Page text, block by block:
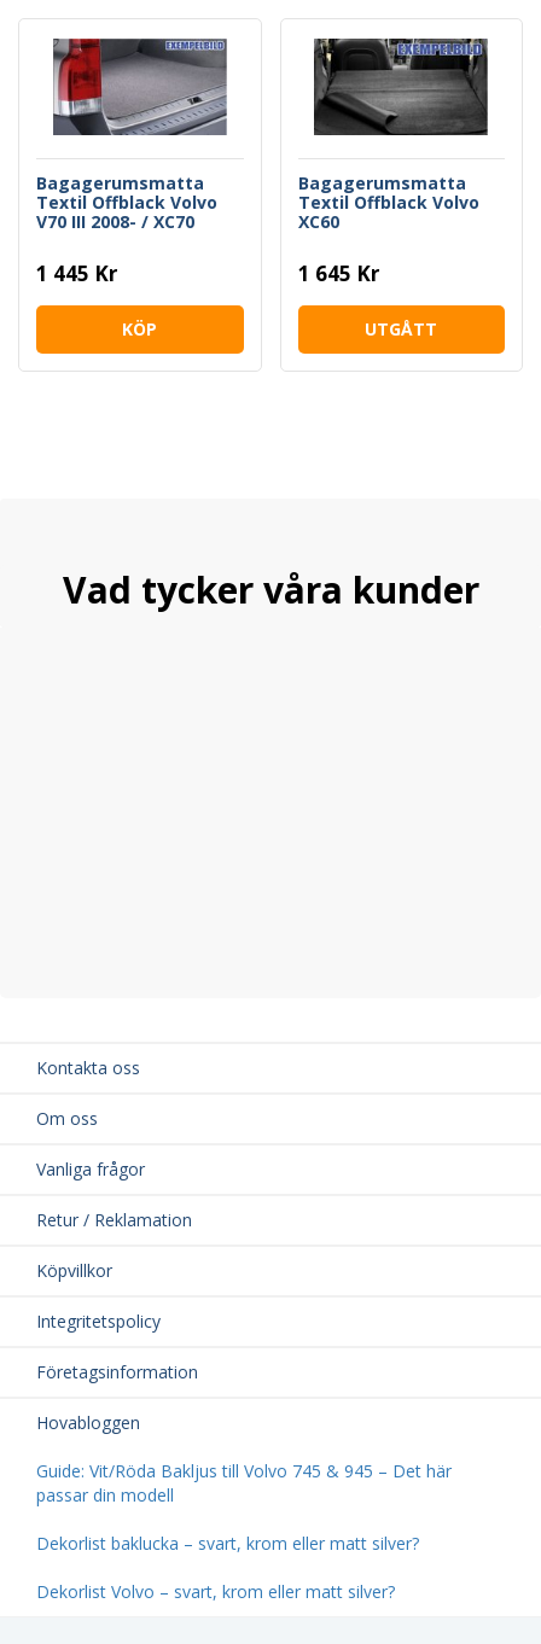
Bagagerumsmatta
Textil Offblack Volvo
V70 III 2008- / XC70
1 445 Kr
KÖP
Bagagerumsmatta
Textil Offblack Volvo
XC60
1 645 Kr
UTGÅTT
Vad tycker våra kunder
Kontakta oss
Om oss
Vanliga frågor
Retur / Reklamation
Köpvillkor
Integritetspolicy
Företagsinformation
Hovabloggen
Guide: Vit/Röda Bakljus till Volvo 745 & 945 – Det här
passar din modell
Dekorlist baklucka – svart, krom eller matt silver?
Dekorlist Volvo – svart, krom eller matt silver?